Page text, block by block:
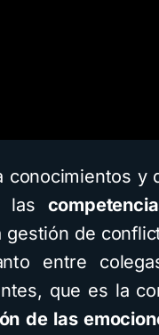
conocimientos y
las
gestión de
entre
que es la
de las